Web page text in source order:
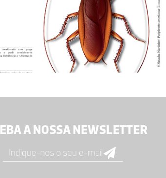
A NOSSA NEWSLETTER